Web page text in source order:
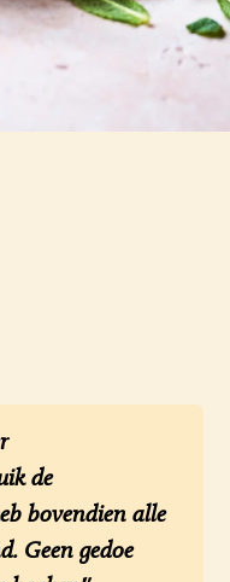
de
bovendien alle
Geen gedoe